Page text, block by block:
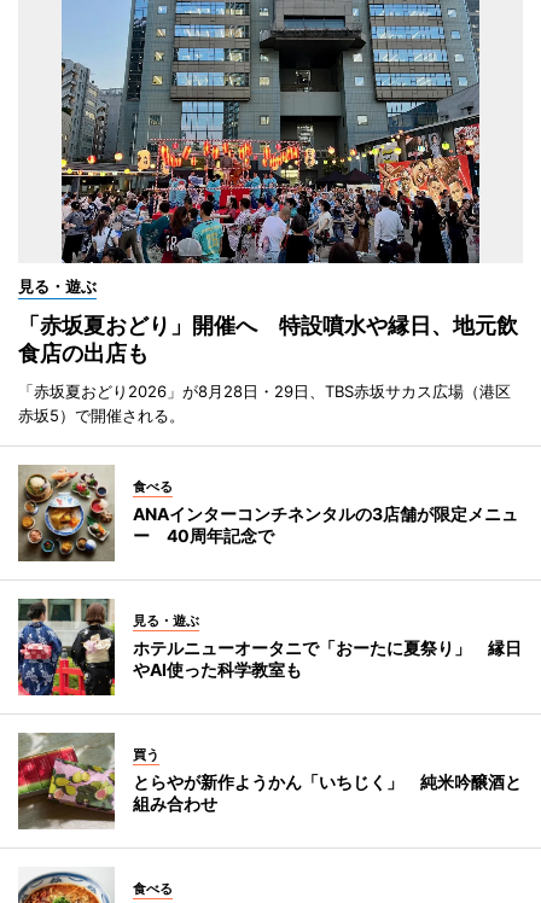
見る・遊ぶ
「赤坂夏おどり」開催へ 特設噴水や縁日、地元飲
食店の出店も
「赤坂夏おどり2026」が8月28日・29日、TBS赤坂サカス広場（港区
赤坂5）で開催される。
食べる
ANAインターコンチネンタルの3店舗が限定メニュ
ー 40周年記念で
見る・遊ぶ
ホテルニューオータニで「おーたに夏祭り」 縁日
やAI使った科学教室も
買う
とらやが新作ようかん「いちじく」 純米吟醸酒と
組み合わせ
食べる